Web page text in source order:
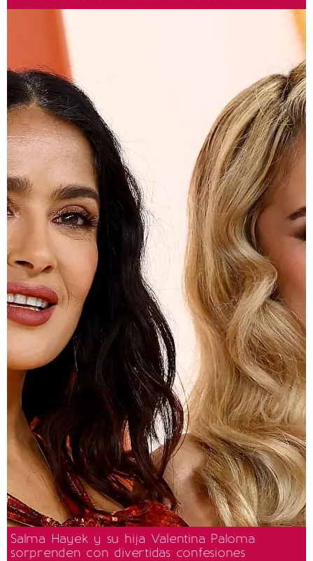
Salma Hayek y su hija Valentina Paloma
sorprenden con divertidas confesiones